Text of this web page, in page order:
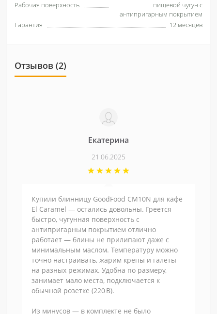
Рабочая поверхность
пищевой чугун с
антипригарным покрытием
Гарантия
12 месяцев
Отзывов (2)
Екатерина
21.06.2025
Купили блинницу GoodFood CM10N для кафе
El Caramel — остались довольны. Греется
быстро, чугунная поверхность с
антипригарным покрытием отлично
работает — блины не прилипают даже с
минимальным маслом. Температуру можно
точно настраивать, жарим крепы и галеты
на разных режимах. Удобна по размеру,
занимает мало места, подключается к
обычной розетке (220 В).
Из минусов — в комплекте не было